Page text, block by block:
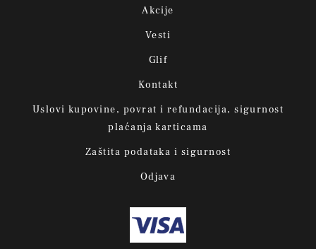
Akcije
Vesti
Glif
Kontakt
Uslovi kupovine, povrat i refundacija, sigurnost
plaćanja karticama
Zaštita podataka i sigurnost
Odjava